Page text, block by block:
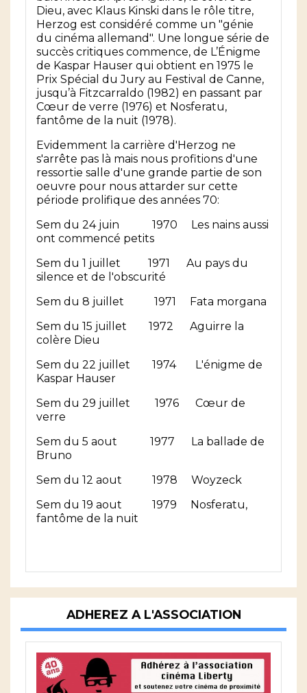
Dieu, avec Klaus Kinski dans le rôle titre,
Herzog est considéré comme un "génie
du cinéma allemand". Une longue série de
succès critiques commence, de L’Énigme
de Kaspar Hauser qui obtient en 1975 le
Prix Spécial du Jury au Festival de Canne,
jusqu’à Fitzcarraldo (1982) en passant par
Cœur de verre (1976) et Nosferatu,
fantôme de la nuit (1978).
Evidemment la carrière d'Herzog ne
s'arrête pas là mais nous profitions d'une
ressortie salle d'une grande partie de son
oeuvre pour nous attarder sur cette
période prolifique des années 70:
Sem du 24 juin 1970 Les nains aussi
ont commencé petits
Sem du 1 juillet 1971 Au pays du
silence et de l'obscurité
Sem du 8 juillet 1971 Fata morgana
Sem du 15 juillet 1972 Aguirre la
colère Dieu
Sem du 22 juillet 1974 L'énigme de
Kaspar Hauser
Sem du 29 juillet 1976 Cœur de
verre
Sem du 5 aout 1977 La ballade de
Bruno
Sem du 12 aout 1978 Woyzeck
Sem du 19 aout 1979 Nosferatu,
fantôme de la nuit
ADHEREZ A L'ASSOCIATION